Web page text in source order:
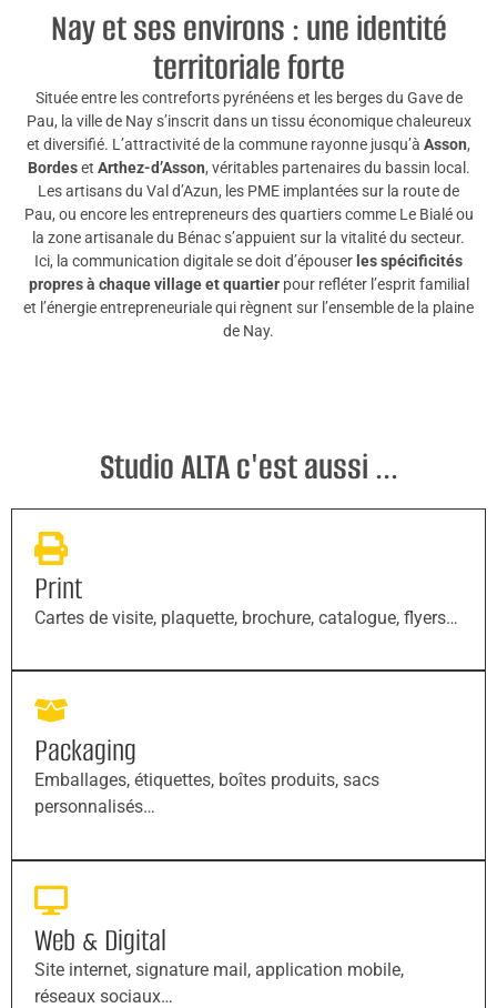
Nay et ses environs : une identité
territoriale forte
Située entre les contreforts pyrénéens et les berges du Gave de
Pau, la ville de Nay s’inscrit dans un tissu économique chaleureux
et diversifié. L’attractivité de la commune rayonne jusqu’à Asson,
Bordeset Arthez-d’Asson, véritables partenaires du bassin local.
Les artisans du Val d’Azun, les PME implantées sur la route de
Pau, ou encore les entrepreneurs des quartiers comme Le Bialé ou
la zone artisanale du Bénac s’appuient sur la vitalité du secteur.
Ici, la communication digitale se doit d’épouser les spécificités
propres à chaque village et quartierpour refléter l’esprit familial
et l’énergie entrepreneuriale qui règnent sur l’ensemble de la plaine
de Nay.
Studio ALTA c'est aussi ...
Print
Cartes de visite, plaquette, brochure, catalogue, flyers…
Packaging
Emballages, étiquettes, boîtes produits, sacs
personnalisés…
Web & Digital
Site internet, signature mail, application mobile,
réseaux sociaux…